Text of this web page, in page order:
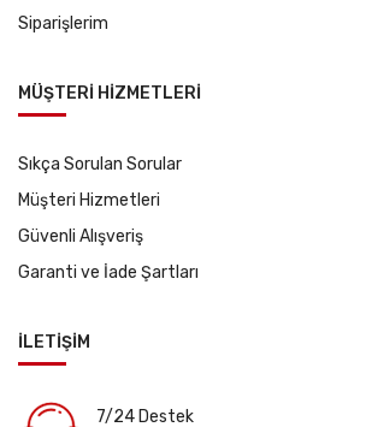
Siparişlerim
MÜŞTERİ HİZMETLERİ
Sıkça Sorulan Sorular
Müşteri Hizmetleri
Güvenli Alışveriş
Garanti ve İade Şartları
İLETİŞİM
7/24 Destek